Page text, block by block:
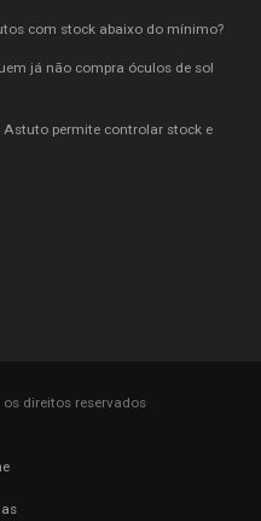
com stock abaixo do mínimo?
já não compra óculos de sol
Astuto permite controlar stock e
direitos reservados